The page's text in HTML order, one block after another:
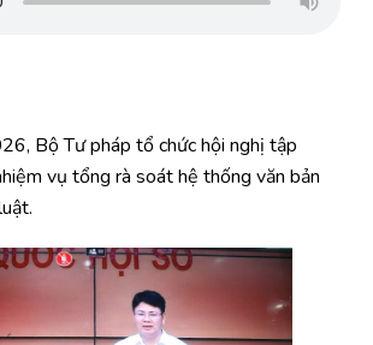
Bộ Tư pháp tổ chức hội nghị tập
vụ tổng rà soát hệ thống văn bản